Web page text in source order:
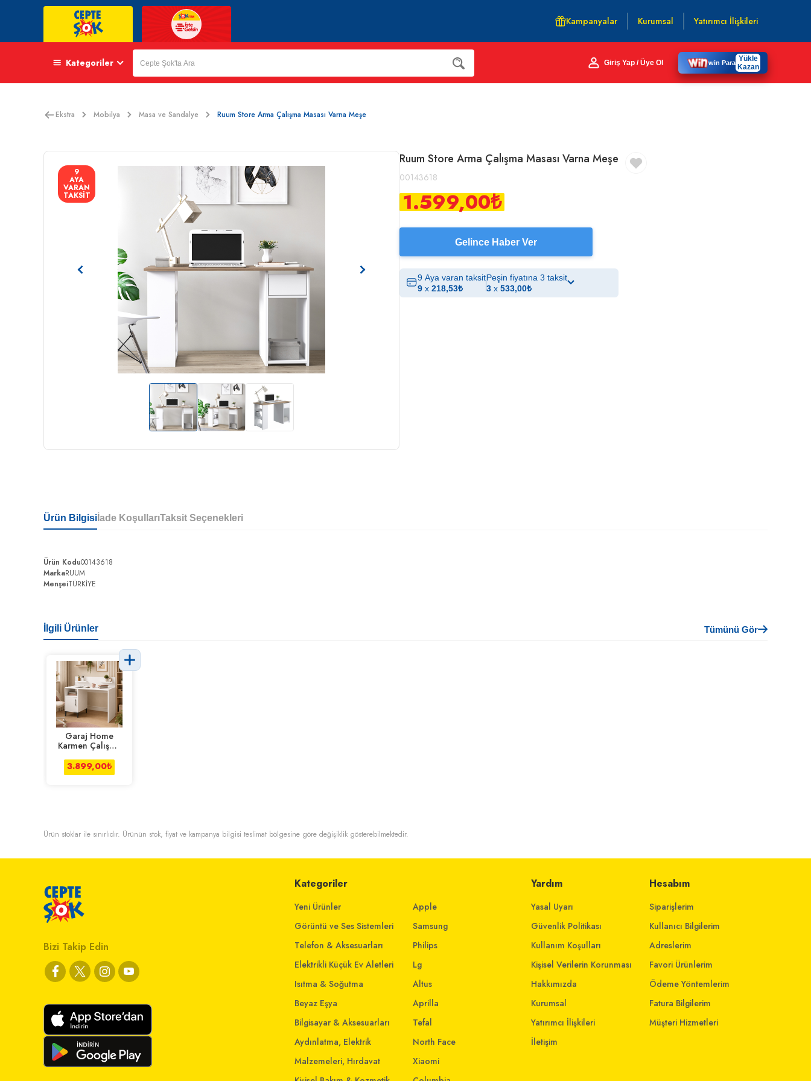
Kampanyalar Kurumsal Yatırımcı İlişkileri
Kategoriler Giriş Yap / Üye Ol win Para Yükle
Kazan
Ekstra Mobilya Masa ve Sandalye Ruum Store Arma Çalışma Masası Varna Meşe
9
AYA
VARAN
TAKSİT
Ruum Store Arma Çalışma Masası Varna Meşe
00143618
1.599,00₺
Gelince Haber Ver
9 Aya varan taksit
9 x 218,53₺
Peşin fiyatına 3 taksit
3 x 533,00₺
Ürün Bilgisi İade KoşullarıTaksit Seçenekleri
Ürün Kodu00143618
MarkaRUUM
MenşeiTÜRKİYE
İlgili Ürünler Tümünü Gör
Garaj Home
Karmen Çalışma
3.899,00₺
Ürün stoklar ile sınırlıdır. Ürünün stok, fiyat ve kampanya bilgisi teslimat bölgesine göre değişiklik gösterebilmektedir.
Bizi Takip Edin
Kategoriler
Yeni Ürünler
Görüntü ve Ses Sistemleri
Telefon & Aksesuarları
Elektrikli Küçük Ev Aletleri
Isıtma & Soğutma
Beyaz Eşya
Bilgisayar & Aksesuarları
Aydınlatma, Elektrik
Malzemeleri, Hırdavat
Apple
Samsung
Philips
Lg
Altus
Aprilla
Tefal
North Face
Xiaomi
Yardım
Yasal Uyarı
Güvenlik Politikası
Kullanım Koşulları
Kişisel Verilerin Korunması
Hakkımızda
Kurumsal
Yatırımcı İlişkileri
İletişim
Hesabım
Siparişlerim
Kullanıcı Bilgilerim
Adreslerim
Favori Ürünlerim
Ödeme Yöntemlerim
Fatura Bilgilerim
Müşteri Hizmetleri